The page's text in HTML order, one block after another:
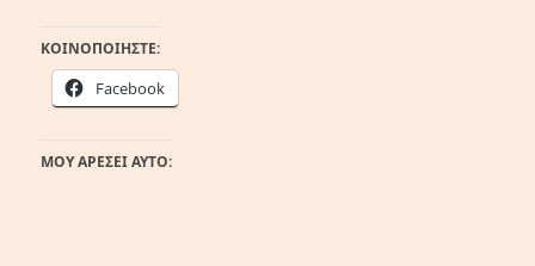
ΚΟΙΝΟΠΟΙΉΣΤΕ:
Facebook
ΜΟΥ ΑΡΈΣΕΙ ΑΥΤΌ: